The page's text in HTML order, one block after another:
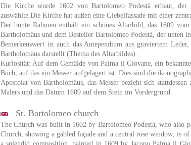
Die Kirche wurde 1602 von Bartolomeo Podestà erbaut,
auswählte.Die Kirche hat außen eine Giebelfassade mit einer
Der bunte Rahmen enthält ein schönes Altarbild, das 1609
Bartholomäus und dem Besteller Bartolomeo Podestà, der unten
Bemerkenswert ist auch das Antependium aus graviertem
Bartholomäus darstellt (Thema des Altarbildes).
Kuriosität: Auf dem Gemälde von Palma il Giovane, ein
Buch, auf das ein Messer aufgelagert ist: Dies sind die
Apostolat von Bartholomäus, das Messer bezieht sich
Malers und das Datum 1609 auf dem Stein im Vordergrund.
St. Bartolomeo church
The Church was built in 1602 by Bartolomeo Podestà, who also
Church, showing a gabled façade and a central rose window, is